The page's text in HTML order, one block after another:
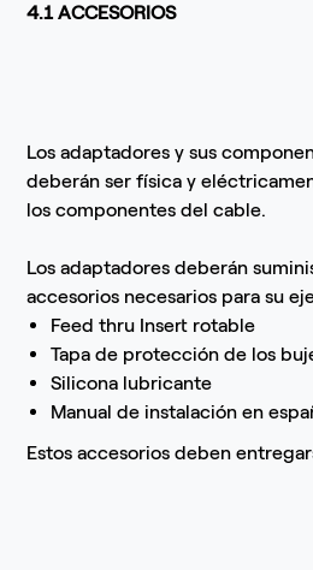
4.1 ACCESORIOS
Los adaptadores y sus
deberán ser física y
los componentes del cable.
Los adaptadores deberán
accesorios necesarios para su
Feed thru Insert rotable
Tapa de protección de los
Silicona lubricante
Manual de instalación en
Estos accesorios deben